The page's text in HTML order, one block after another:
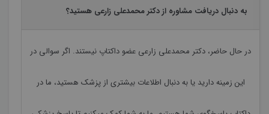
به دنبال دریافت مشاوره از دکتر محمدعلی زارعی هستید؟
در حال حاضر، دکتر محمدعلی زارعی عضو داکتاپ نیستند. اگر سوالی در
این زمینه دارید یا به دنبال اطلاعات بیشتری از پزشک هستید، ما در